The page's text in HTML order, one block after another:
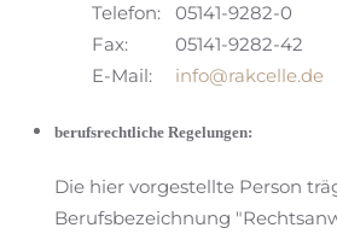
Telefon:
05141-9282-0
Fax:
05141-9282-42
E-Mail:
info@rakcelle.de
berufsrechtliche Regelungen:
Die hier vorgestellte Person
Berufsbezeichnung